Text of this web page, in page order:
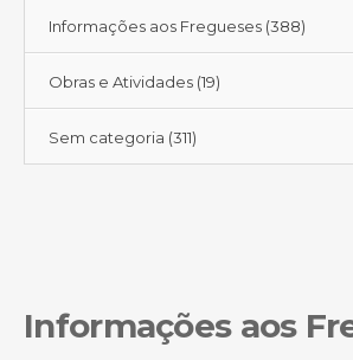
Informações aos Fregueses (388)
Obras e Atividades (19)
Sem categoria (311)
Informações aos